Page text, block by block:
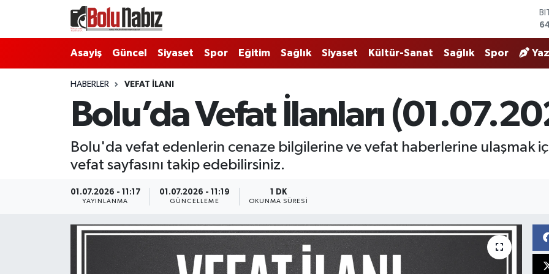
Asayiş Güncel Siyaset Spor Eğitim Sağlık Siyaset Kültür-Sanat Sağlık Spor
HABERLER VEFAT İLANI
Bolu’da Vefat İlanları
Bolu'da vefat edenlerin cenaze bilgilerine ve vefat haberlerine ulaşmak
vefat sayfasını takip edebilirsiniz.
01.07.2026 - 11:17
YAYINLANMA
01.07.2026 - 11:19
GÜNCELLEME
1 DK
OKUNMA SÜRESI
Bolu Namaz Vakitleri
Bolu Trafik Yoğunluk Haritası
Süper Lig Puan Durumu ve Fikstür
Tüm Manşetler
Son Dakika Haberleri